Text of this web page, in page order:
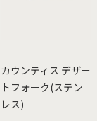
カウンティス デザー
トフォーク(ステン
レス)